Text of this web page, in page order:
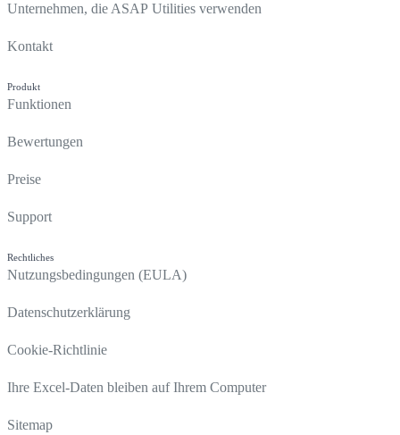
Unternehmen, die ASAP Utilities verwenden
Kontakt
Produkt
Funktionen
Bewertungen
Preise
Support
Rechtliches
Nutzungsbedingungen (EULA)
Datenschutzerklärung
Cookie-Richtlinie
Ihre Excel-Daten bleiben auf Ihrem Computer
Sitemap